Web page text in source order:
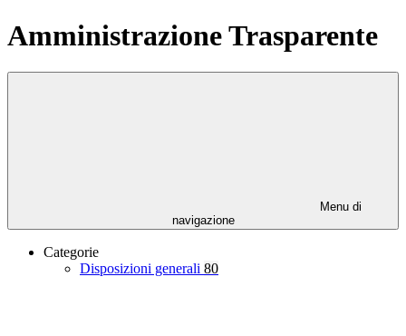
Amministrazione Trasparente
Menu di
navigazione
Categorie
Disposizioni generali 80